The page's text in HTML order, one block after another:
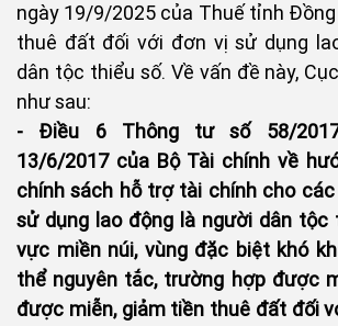
ngày 19/9/2025 của Thuế tỉnh
thuê đất đối với đơn vị sử dụng
dân tộc thiểu số. Về vấn đề này,
như sau:
- Điều 6 Thông tư số 58/
13/6/2017 của Bộ Tài chính về
chính sách hỗ trợ tài chính cho
sử dụng lao động là người dân tộc
vực miền núi, vùng đặc biệt khó
thể nguyên tắc, trường hợp được
được miễn, giảm tiền thuê đất đối